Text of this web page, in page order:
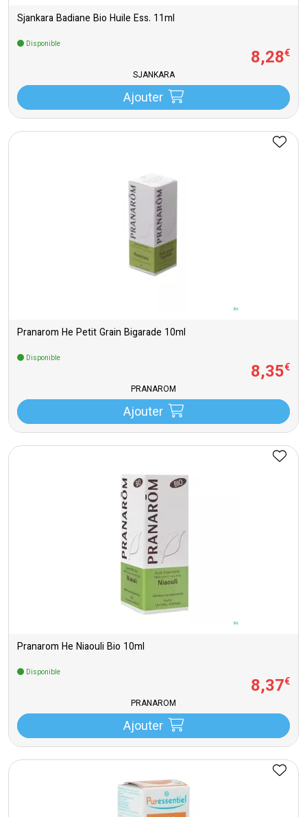
Sjankara Badiane Bio Huile Ess. 11ml
Disponible
8,28€
SJANKARA
Ajouter
Pranarom He Petit Grain Bigarade 10ml
Disponible
8,35€
PRANAROM
Ajouter
Pranarom He Niaouli Bio 10ml
Disponible
8,37€
PRANAROM
Ajouter